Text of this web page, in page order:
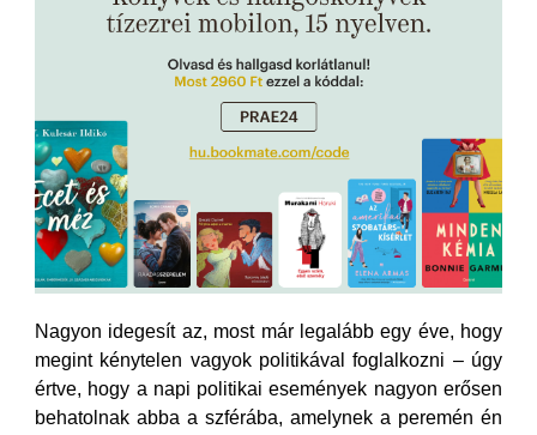
Nagyon idegesít az, most már legalább egy éve, hogy
megint kénytelen vagyok politikával foglalkozni – úgy
értve, hogy a napi politikai események nagyon erősen
behatolnak abba a szférába, amelynek a peremén én